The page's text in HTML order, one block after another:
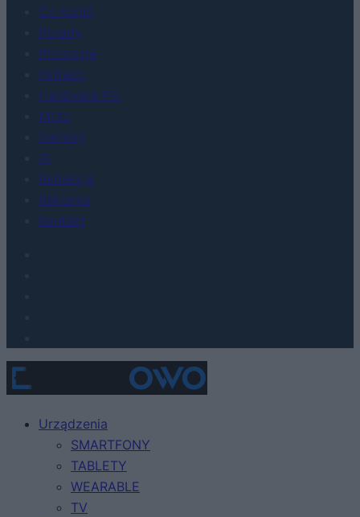
Co kupić
Porady
Promocje
FinTech
Hardware PC
Moto
Gaming
AI
Redakcja
Reklama
Kontakt
Urządzenia
SMARTFONY
TABLETY
WEARABLE
TV